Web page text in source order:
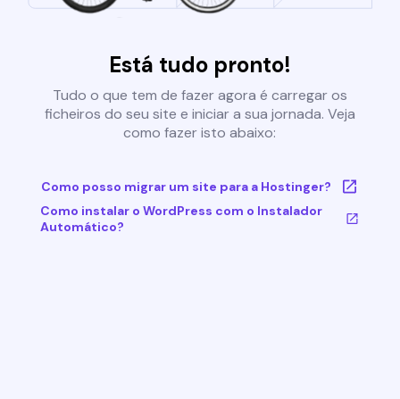
Está tudo pronto!
Tudo o que tem de fazer agora é carregar os
ficheiros do seu site e iniciar a sua jornada. Veja
como fazer isto abaixo:
Como posso migrar um site para a Hostinger?
Como instalar o WordPress com o Instalador
Automático?